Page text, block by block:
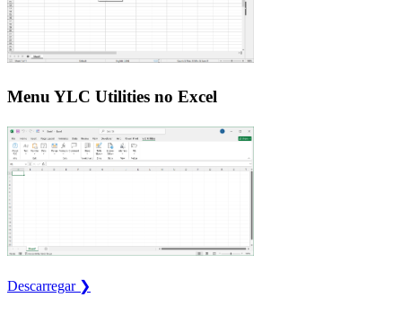
Menu YLC Utilities no Excel
Descarregar ❯